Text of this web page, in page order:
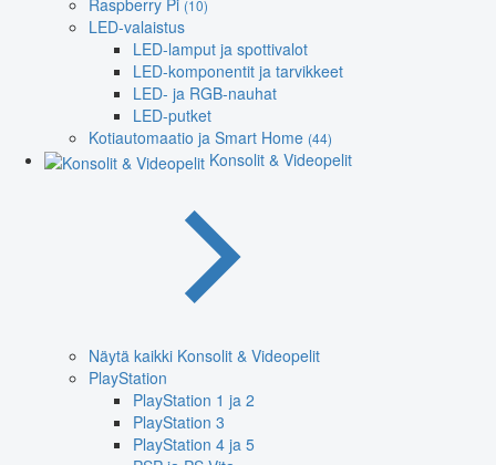
Raspberry Pi (10)
LED-valaistus
LED-lamput ja spottivalot
LED-komponentit ja tarvikkeet
LED- ja RGB-nauhat
LED-putket
Kotiautomaatio ja Smart Home (44)
Konsolit & Videopelit
Näytä kaikki Konsolit & Videopelit
PlayStation
PlayStation 1 ja 2
PlayStation 3
PlayStation 4 ja 5